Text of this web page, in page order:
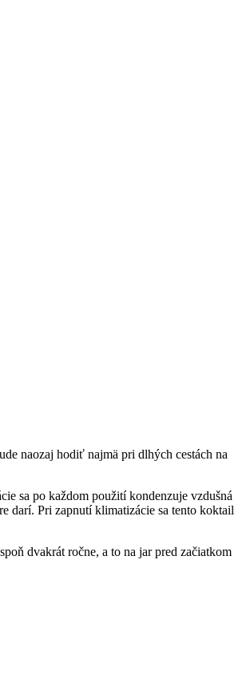
naozaj hodiť najmä pri dlhých cestách na
sa po každom použití kondenzuje vzdušná
darí. Pri zapnutí klimatizácie sa tento koktail
dvakrát ročne, a to na jar pred začiatkom